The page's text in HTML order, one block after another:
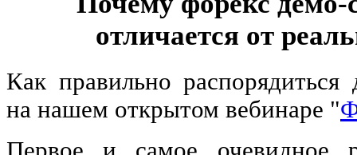
отличается от
Как правильно распорядиться
на нашем открытом вебинаре "